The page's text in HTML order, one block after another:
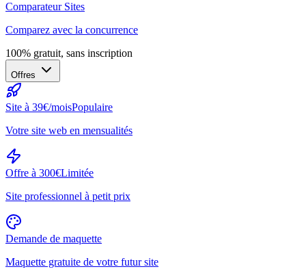
Comparateur Sites
Comparez avec la concurrence
100% gratuit, sans inscription
Offres
Site à 39€/moisPopulaire
Votre site web en mensualités
Offre à 300€Limitée
Site professionnel à petit prix
Demande de maquette
Maquette gratuite de votre futur site